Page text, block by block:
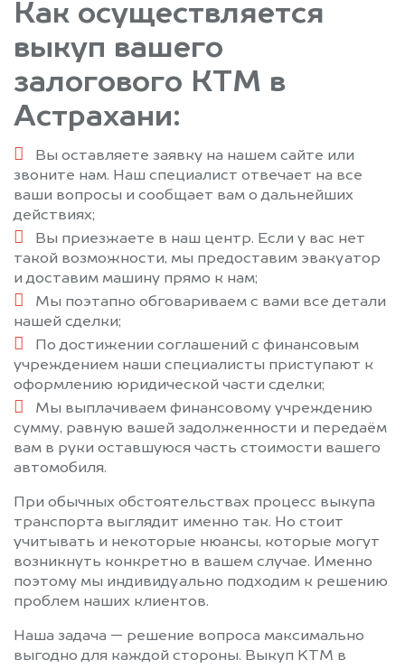
Как осуществляется
выкуп вашего
залогового КТМ в
Астрахани:
Вы оставляете заявку на нашем сайте или
звоните нам. Наш специалист отвечает на все
ваши вопросы и сообщает вам о дальнейших
действиях;
Вы приезжаете в наш центр. Если у вас нет
такой возможности, мы предоставим эвакуатор
и доставим машину прямо к нам;
Мы поэтапно обговариваем с вами все детали
нашей сделки;
По достижении соглашений с финансовым
учреждением наши специалисты приступают к
оформлению юридической части сделки;
Мы выплачиваем финансовому учреждению
сумму, равную вашей задолженности и передаём
вам в руки оставшуюся часть стоимости вашего
автомобиля.
При обычных обстоятельствах процесс выкупа
транспорта выглядит именно так. Но стоит
учитывать и некоторые нюансы, которые могут
возникнуть конкретно в вашем случае. Именно
поэтому мы индивидуально подходим к решению
проблем наших клиентов.
Наша задача — решение вопроса максимально
выгодно для каждой стороны. Выкуп KTM в